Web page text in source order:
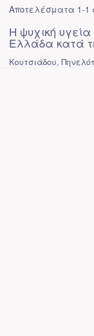
Αποτελέσματα 1-1
Η ψυχική
Ελλάδα κατά
Κουτσιάδου,